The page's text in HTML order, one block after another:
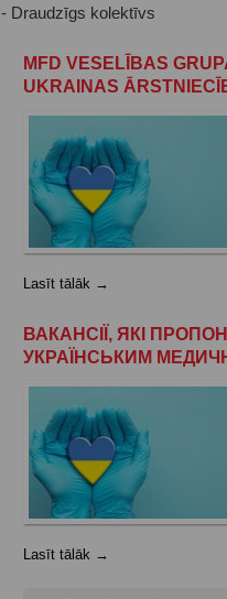
- Draudzīgs kolektīvs
MFD VESELĪBAS
UKRAINAS
Lasīt tālāk →
ВАКАНСІЇ, ЯКІ
УКРАЇНСЬКИМ
Lasīt tālāk →